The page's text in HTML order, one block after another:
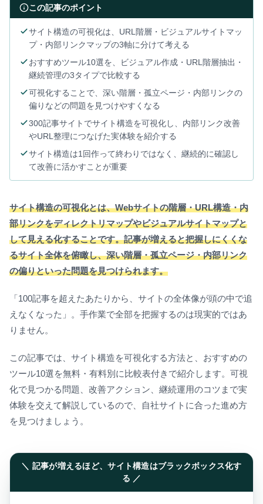
この記事のポイント
サイト構造の可視化は、URL階層・ビジュアルサイトマッ
プ・内部リンクマップの3軸に分けて考える
おすすめツール10選を、ビジュアル作成・URL階層抽出・
継続管理の3タイプで比較する
可視化することで、深い階層・孤立ページ・内部リンクの
偏りなどの問題を見つけやすくなる
300記事サイトでサイト構造を可視化し、内部リンク改善
やURL整理につなげた実体験を紹介する
サイト構造は1回作って終わりではなく、継続的に確認し
て改善に活かすことが重要
サイト構造の可視化とは、Webサイトの階層・URL構造・内
部リンクをディレクトリマップやビジュアルサイトマップと
して見える化することです。記事が増えると把握しにくくな
るサイト全体を俯瞰し、深い階層・孤立ページ・内部リンク
の偏りといった問題を見つけられます。
「100記事を超えたあたりから、サイトの全体像が頭の中で追
えなくなった」。手作業で全部を把握するのは現実的ではあ
りません。
この記事では、サイト構造を可視化する方法と、おすすめの
ツール10選を無料・有料別に比較表付きで紹介します。可視
化で見つかる問題、改善アクション、継続運用のコツまで実
体験を交えて解説しているので、自社サイトに合った進め方
を見つけましょう。
＼ 記事が増えるほど、サイト構造はブラックボックス化す
る ／